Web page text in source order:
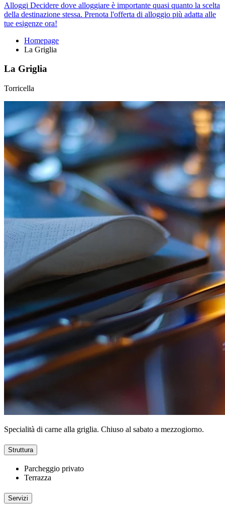
Alloggi Decidere dove alloggiare è importante quasi quanto la scelta
della destinazione stessa. Prenota l'offerta di alloggio più adatta alle
tue esigenze ora!
Homepage
La Griglia
La Griglia
Torricella
Specialità di carne alla griglia. Chiuso al sabato a mezzogiorno.
Struttura
Parcheggio privato
Terrazza
Servizi